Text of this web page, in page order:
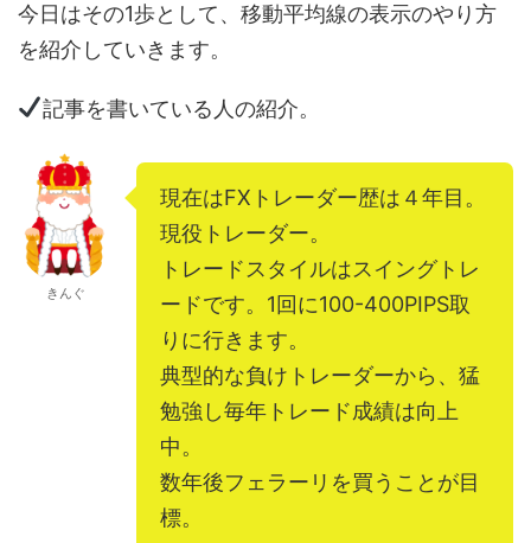
今日はその1歩として、移動平均線の表示のやり方
を紹介していきます。
記事を書いている人の紹介。
きんぐ
現在はFXトレーダー歴は４年目。
現役トレーダー。
トレードスタイルはスイングトレ
ードです。1回に100-400PIPS取
りに行きます。
典型的な負けトレーダーから、猛
勉強し毎年トレード成績は向上
中。
数年後フェラーリを買うことが目
標。